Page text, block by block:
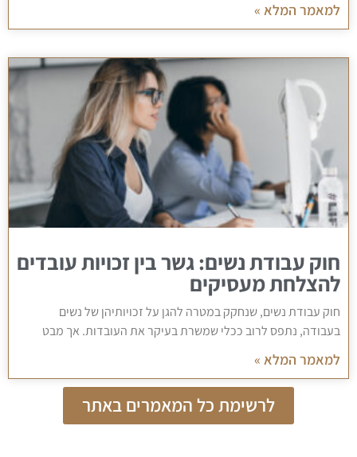
למאמר המלא »
חוק עבודת נשים: גשר בין זכויות עובדים
להצלחת מעסיקים
חוק עבודת נשים, שנחקק במטרה להגן על זכויותיהן של נשים
בעבודה, נתפס לרוב ככלי שמשרת בעיקר את העובדות. אך מבט
למאמר המלא »
לרשימת כל המאמרים באתר